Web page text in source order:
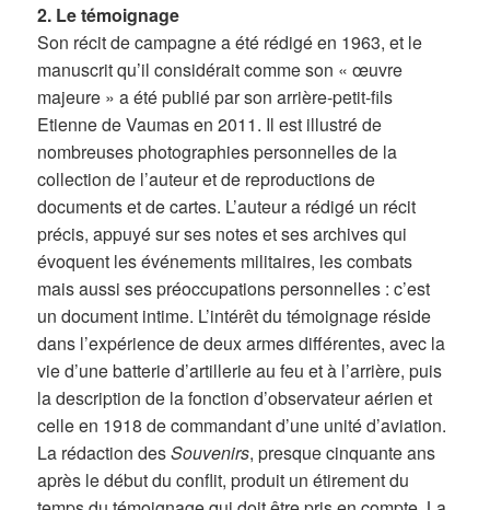
2. Le témoignage
Son récit de campagne a été rédigé en 1963, et le
manuscrit qu’il considérait comme son « œuvre
majeure » a été publié par son arrière-petit-fils
Etienne de Vaumas en 2011. Il est illustré de
nombreuses photographies personnelles de la
collection de l’auteur et de reproductions de
documents et de cartes. L’auteur a rédigé un récit
précis, appuyé sur ses notes et ses archives qui
évoquent les événements militaires, les combats
mais aussi ses préoccupations personnelles : c’est
un document intime. L’intérêt du témoignage réside
dans l’expérience de deux armes différentes, avec la
vie d’une batterie d’artillerie au feu et à l’arrière, puis
la description de la fonction d’observateur aérien et
celle en 1918 de commandant d’une unité d’aviation.
La rédaction desSouvenirs, presque cinquante ans
après le début du conflit, produit un étirement du